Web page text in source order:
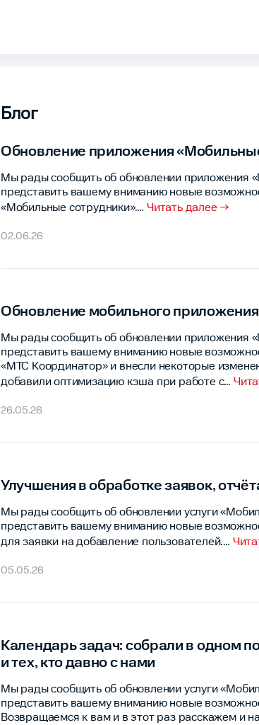
Блог
Обновление приложения
Мы рады сообщить об обновлении приложения
представить вашему вниманию новые
«Мобильные сотрудники».… Читать далее →
02.06.26
Обновление мобильного
Мы рады сообщить об обновлении приложения
представить вашему вниманию новые
«МТС Координатор» и внесли некоторые
добавили оптимизацию кэша при работе с…
26.05.26
Улучшения в обработке заявок,
Мы рады сообщить об обновлении услуги
представить вашему вниманию новые
для заявки на добавление пользователей.…
05.05.26
Календарь задач: собрали в одном
и тех, кто давно с нами
Мы рады сообщить об обновлении услуги
представить вашему вниманию новые
Возвращаемся к вам и в этот раз расскажем и